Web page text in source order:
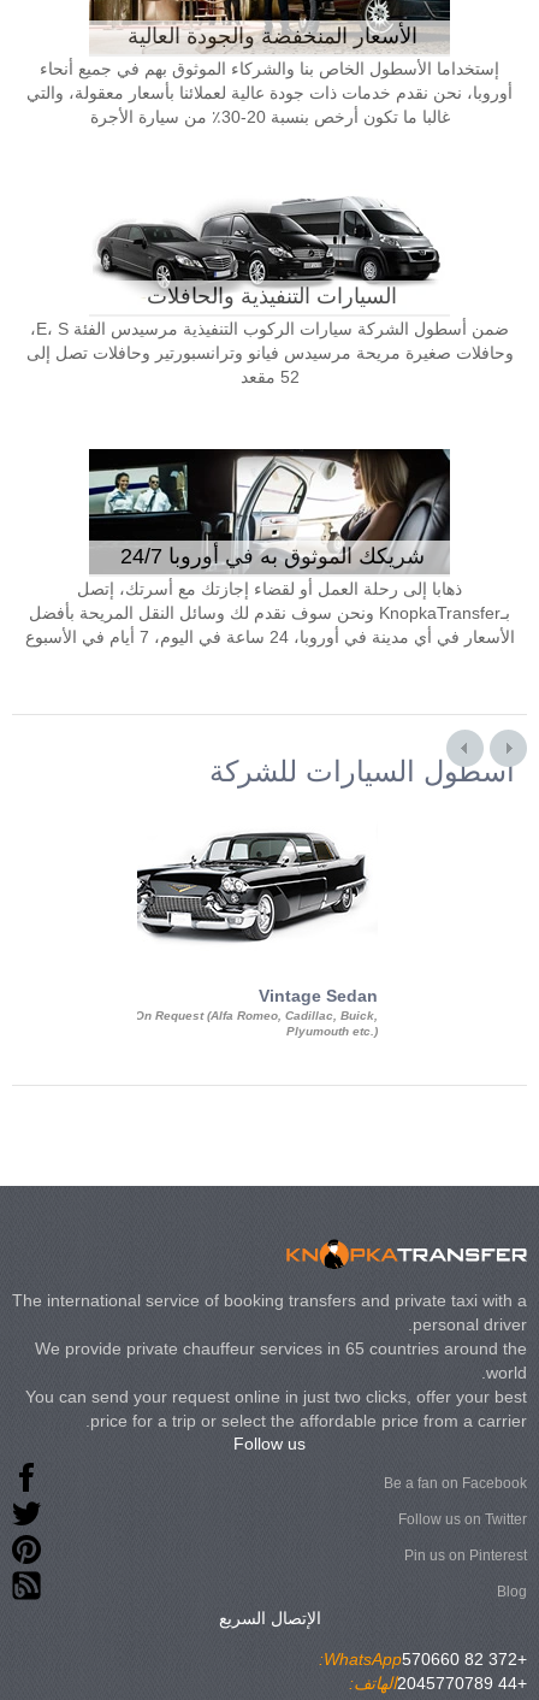
الأسعار المنخفضة والجودة العالية
إستخداما الأسطول الخاص بنا والشركاء الموثوق بهم في جميع أنحاء
أوروبا، نحن نقدم خدمات ذات جودة عالية لعملائنا بأسعار معقولة، والتي
غالبا ما تكون أرخص بنسبة 20-30٪ من سيارة الأجرة
السيارات التنفيذية والحافلات
ضمن أسطول الشركة سيارات الركوب التنفيذية مرسيدس الفئة E، S،
وحافلات صغيرة مريحة مرسيدس فيانو وترانسبورتير وحافلات تصل إلى
52 مقعد
شريكك الموثوق به في أوروبا 24/7
ذهابا إلى رحلة العمل أو لقضاء إجازتك مع أسرتك، إتصل
بـKnopkaTransfer ونحن سوف نقدم لك وسائل النقل المريحة بأفضل
الأسعار في أي مدينة في أوروبا، 24 ساعة في اليوم، 7 أيام في الأسبوع
أسطول السيارات للشركة
Vintage Sedan
On Request (Alfa Romeo, Cadillac, Buick,
Plyumouth etc.)
The international service of booking transfers and private taxi with a
personal driver.
We provide private chauffeur services in 65 countries around the
world.
You can send your request online in just two clicks, offer your best
price for a trip or select the affordable price from a carrier.
Follow us
Be a fan on Facebook
Follow us on Twitter
Pin us on Pinterest
Blog
الإتصال السريع
WhatsApp:
+372 82 570660
الهاتف:
+44 2045770789